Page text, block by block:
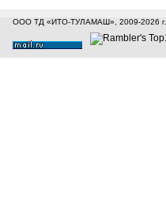
ООО ТД «ИТО-ТУЛАМАШ», 2009-2026 г.